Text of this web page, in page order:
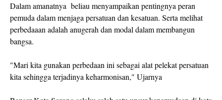
Dalam amanatnya beliau menyampaikan pentingnya peran
pemuda dalam menjaga persatuan dan kesatuan. Serta melihat
perbedaaan adalah anugerah dan modal dalam membangun
bangsa.
"Mari kita gunakan perbedaan ini sebagai alat pelekat persatuan
kita sehingga terjadinya keharmonisan," Ujarnya